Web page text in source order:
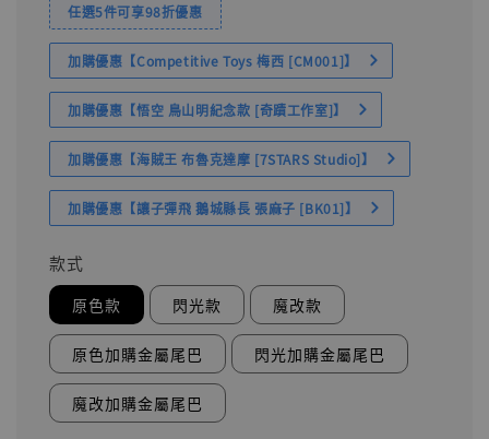
任選5件可享98折優惠
加購優惠【Competitive Toys 梅西 [CM001]】
加購優惠【悟空 鳥山明紀念款 [奇蹟工作室]】
加購優惠【海賊王 布魯克達摩 [7STARS Studio]】
加購優惠【讓子彈飛 鵝城縣長 張麻子 [BK01]】
款式
原色款 閃光款 魔改款
原色加購金屬尾巴 閃光加購金屬尾巴
魔改加購金屬尾巴